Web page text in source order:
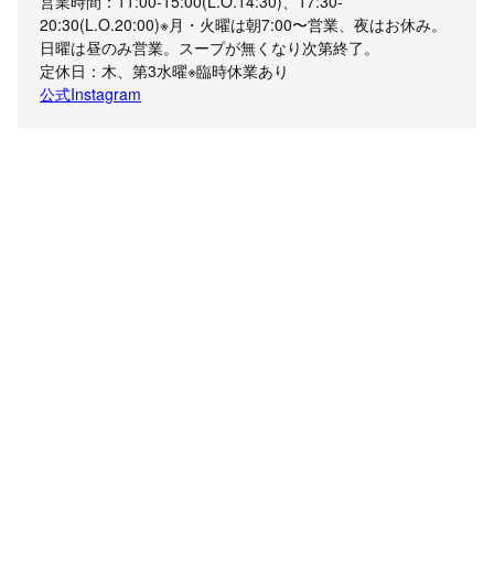
20:30(L.O.20:00)※月・火曜は朝7:00〜営業、夜はお休み。
日曜は昼のみ営業。スープが無くなり次第終了。
定休日：木、第3水曜※臨時休業あり
公式Instagram